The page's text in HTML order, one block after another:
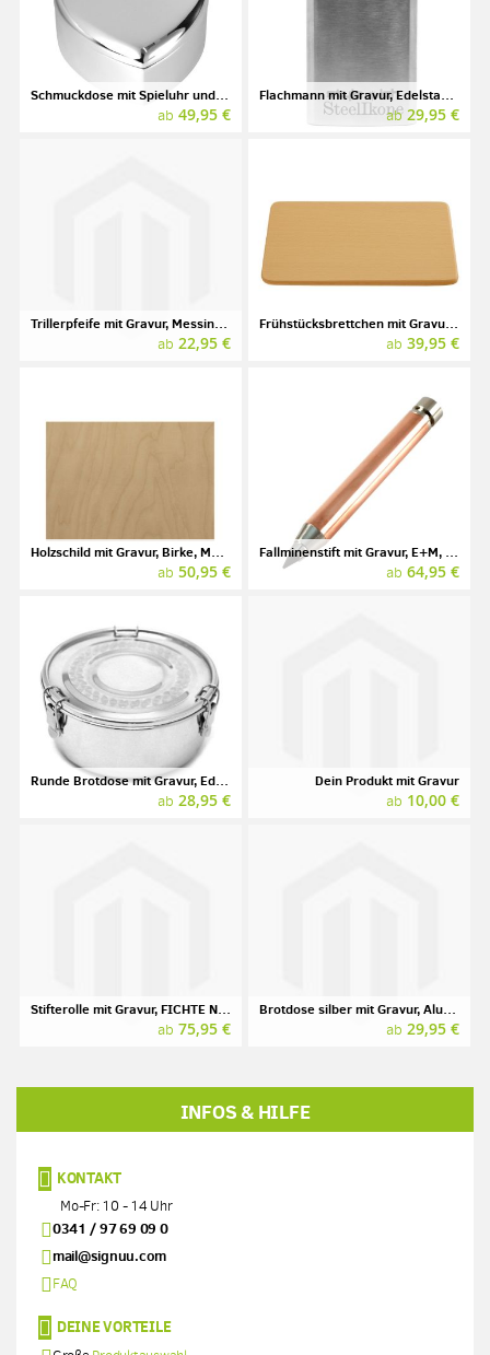
Schmuckdose mit Spieluhr und Gravur, Herzform, silber
ab 49,95 €
Flachmann mit Gravur, Edelstahl, Relags, Modell Brush
ab 29,95 €
Trillerpfeife mit Gravur, Messing verchromt
ab 22,95 €
Frühstücksbrettchen mit Gravur, Holz
ab 39,95 €
Holzschild mit Gravur, Birke, Multiplex, 297 x 210 mm (A4)
ab 50,95 €
Fallminenstift mit Gravur, E+M, GRAPHIC METAL ARTBOX
ab 64,95 €
Runde Brotdose mit Gravur, Edelstahl
ab 28,95 €
Dein Produkt mit Gravur
ab 10,00 €
Stifterolle mit Gravur, FICHTE Naturleder
ab 75,95 €
Brotdose silber mit Gravur, Aluminium
ab 29,95 €
INFOS & HILFE
KONTAKT
Mo-Fr: 10 - 14 Uhr
0341 / 97 69 09 0
mail@signuu.com
FAQ
DEINE VORTEILE